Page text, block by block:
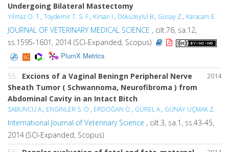
Undergoing Bilateral Mastectomy
Yilmaz O. T., Toydemir T. S. F., Kirsan I., Dokuzeylul B., Günay Z., Karacam E.
JOURNAL OF VETERINARY MEDICAL SCIENCE , cilt.76, sa.12,
ss.1595-1601, 2014 (SCI-Expanded, Scopus)
PlumX Metrics
2014
55. Excions of a Vaginal Beningn Peripheral Nerve
Sheath Tumor ( Schwannoma, Neurofibroma ) from
Abdominal Cavity in an Intact Bitch
SABUNCU A., ENGİNLER S. Ö., ERDOĞAN Ö., GÜREL A., GÜNAY UÇMAK Z.
Internatıonal Journal of Veterinary Science , cilt.3, sa.1, ss.43-45,
2014 (SCI-Expanded, Scopus)